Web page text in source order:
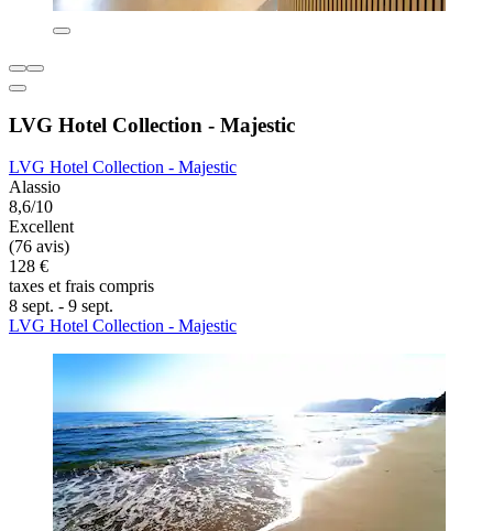
LVG Hotel Collection - Majestic
LVG Hotel Collection - Majestic
Alassio
8,6/10
Excellent
(76 avis)
128 €
taxes et frais compris
8 sept. - 9 sept.
LVG Hotel Collection - Majestic